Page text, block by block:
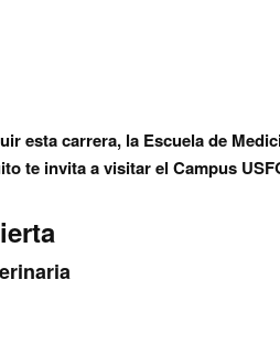
esta carrera, la Escuela de
te invita a visitar el Campus